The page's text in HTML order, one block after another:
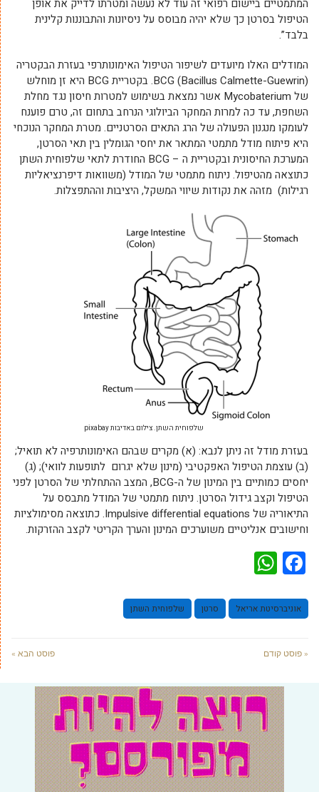
המתמטיים ביישום רפואי זה עוד לא נעשה ומטרתו לדייק את אופן
הטיפול בסרטן כך שלא יהיה מבוסס על ניסיונות והתבוננות קלינית
בלבד”.
המודלים האלו מיועדים לשיפור הטיפול האימונותרפי בעזרת הבקטריה
BCG (Bacillus Calmette-Guewrin). בקטריית BCG היא זן מוחלש
של Mycobaterium אשר נמצאת בשימוש למטרות חיסון נגד מחלת
השחפת, עד כה למרות המחקר הביולוגי הנרחב בתחום זה, טרם פוענח
לעומקו מנגנון הפעולה של הרג התאים הסרטניים. מטרת המחקר הנוכחי
היא פיתוח מודל מתמטי המתאר את יחסי הגומלין בין תאי הסרטן,
המערכת החיסונית ובקטריית ה – BCG החודרת לתאי שלפוחית השתן
כתוצאה מהטיפול. ניתוח מתמטי של המודל (משוואות דיפרנציאליות
רגילות) מזהה את נקודות שיווי המשקל, היציבות וההתפצלות.
שלפוחית השתן. צילום באדיבות pixabay
בעזרת מודל זה ניתן לנבא: (א) מקרים שבהם האימונותרפיה לא תואיל;
(ב) עוצמת הטיפול האפקטיבי (מינון שלא יגרום לתופעות לוואי); (ג)
יחסים כמותיים בין המינון של ה-BCG, המצב ההתחלתי של הסרטן לפני
הטיפול וקצב גידול הסרטן. ניתוח מתמטי של המודל מתבסס על
התיאוריה של Impulsive differential equations. כתוצאה מסימולציות
וחישובים אנליטיים משוערכים המינון והערך הקריטי לקצב ההזרקות.
Facebook
אוניברסיטת אריאל סרטן שלפוחית השתן
« פוסט קודם פוסט הבא »